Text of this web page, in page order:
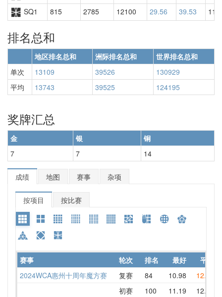
SQ1
815 2785 12100 29.56 39.53
排名总和
地区排名总和 洲际排名总和
世界排名总和
单次
13109 39526
130929
平均
13743 39525 124195
奖牌汇总
金 银
铜
7
7 14
成绩 地图 赛事 杂项
按项目 按比赛
赛事 轮次 排名 最好 平均
2024WCA惠州十周年魔方赛
复赛 84 10.98 12.00
初赛 100 11.19 12.91